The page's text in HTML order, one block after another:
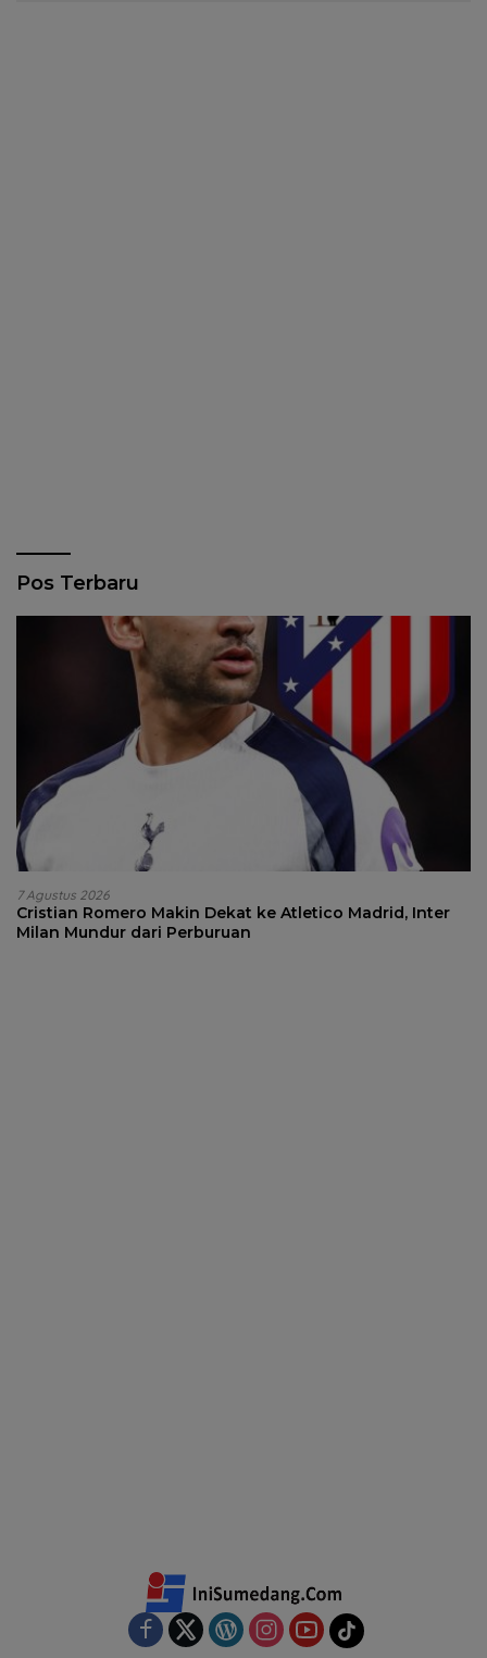
Pos Terbaru
7 Agustus 2026
Cristian Romero Makin Dekat ke Atletico Madrid, Inter
Milan Mundur dari Perburuan